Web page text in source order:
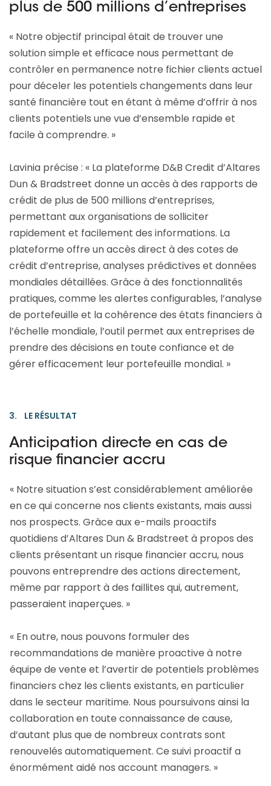
plus de 500 millions d’entreprises
« Notre objectif principal était de trouver une
solution simple et efficace nous permettant de
contrôler en permanence notre fichier clients actuel
pour déceler les potentiels changements dans leur
santé financière tout en étant à même d’offrir à nos
clients potentiels une vue d’ensemble rapide et
facile à comprendre. »
Lavinia précise : « La plateforme D&B Credit d’Altares
Dun & Bradstreet donne un accès à des rapports de
crédit de plus de 500 millions d’entreprises,
permettant aux organisations de solliciter
rapidement et facilement des informations. La
plateforme offre un accès direct à des cotes de
crédit d’entreprise, analyses prédictives et données
mondiales détaillées. Grâce à des fonctionnalités
pratiques, comme les alertes configurables, l’analyse
de portefeuille et la cohérence des états financiers à
l’échelle mondiale, l’outil permet aux entreprises de
prendre des décisions en toute confiance et de
gérer efficacement leur portefeuille mondial. »
3. LE RÉSULTAT
Anticipation directe en cas de
risque financier accru
« Notre situation s’est considérablement améliorée
en ce qui concerne nos clients existants, mais aussi
nos prospects. Grâce aux e-mails proactifs
quotidiens d’Altares Dun & Bradstreet à propos des
clients présentant un risque financier accru, nous
pouvons entreprendre des actions directement,
même par rapport à des faillites qui, autrement,
passeraient inaperçues. »
« En outre, nous pouvons formuler des
recommandations de manière proactive à notre
équipe de vente et l’avertir de potentiels problèmes
financiers chez les clients existants, en particulier
dans le secteur maritime. Nous poursuivons ainsi la
collaboration en toute connaissance de cause,
d’autant plus que de nombreux contrats sont
renouvelés automatiquement. Ce suivi proactif a
énormément aidé nos account managers. »